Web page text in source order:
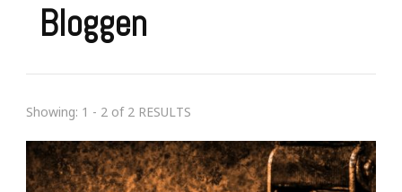
Bloggen
Showing: 1 - 2 of 2 RESULTS